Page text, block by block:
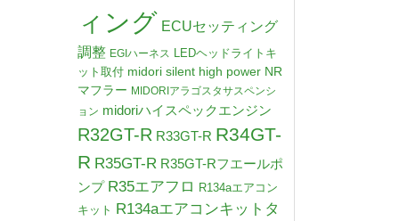
ィング ECUセッティング
調整 EGIハーネス LEDヘッドライトキ
ット取付 midori silent high power NR
マフラー MIDORIアラゴスタサスペンシ
ョン midoriハイスペックエンジン
R32GT-R R33GT-R R34GT-
R R35GT-R R35GT-Rフエールポ
ンプ R35エアフロ R134aエアコン
キット R134aエアコンキットタ